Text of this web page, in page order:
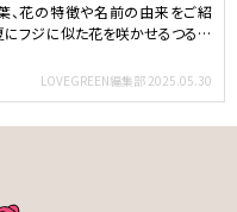
、花の特徴や名前の由来をご紹
にフジに似た花を咲かせるつる性
LOVEGREEN編集部 2025.05.30